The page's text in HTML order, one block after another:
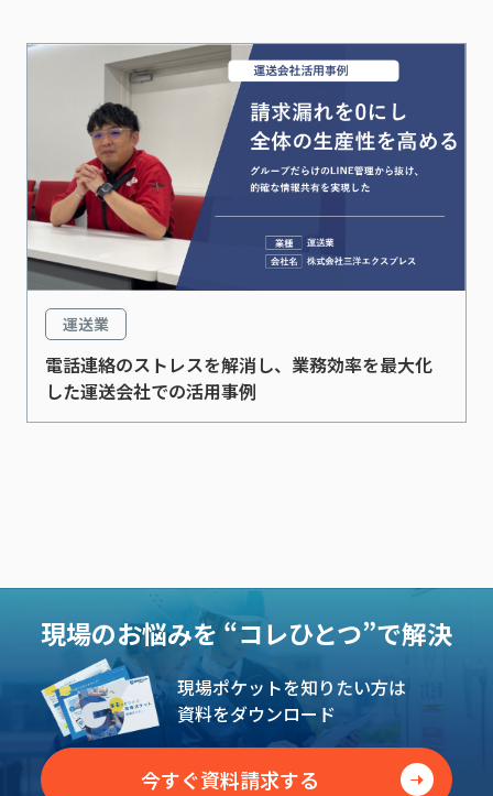
運送業
電話連絡のストレスを解消し、業務効率を最大化
した運送会社での活用事例
現場のお悩みを “コレひとつ”で解決
現場ポケットを知りたい方は
資料をダウンロード
今すぐ資料請求する